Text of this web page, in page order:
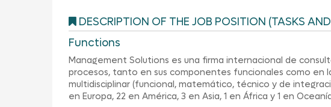
DESCRIPTION OF THE JOB POSITION (TASKS
Functions
Management Solutions es una firma internacional de
procesos, tanto en sus componentes funcionales como en
multidisciplinar (funcional, matemático, técnico y de
en Europa, 22 en América, 3 en Asia, 1 en África y 1 en